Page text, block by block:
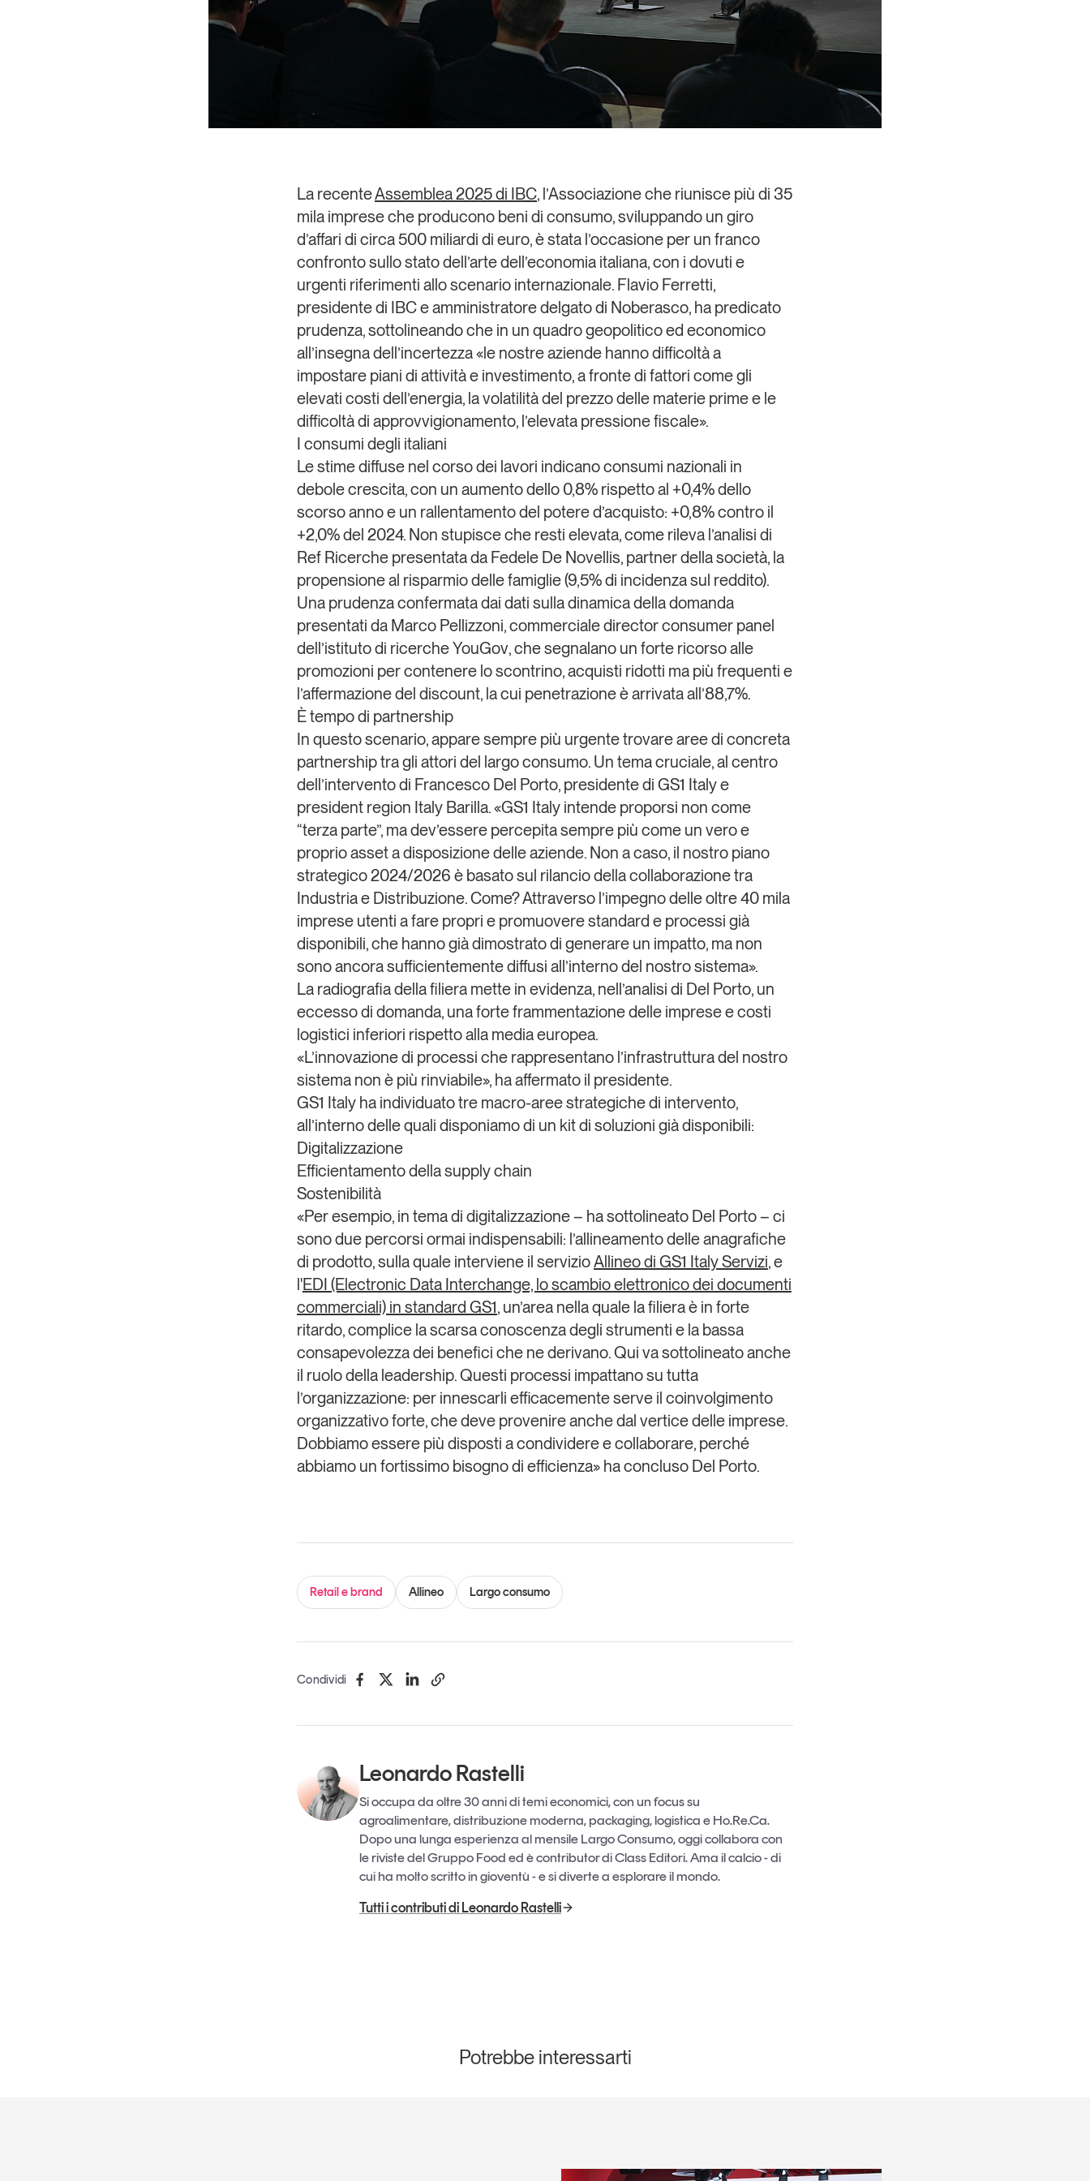
La recenteAssemblea 2025 di IBC, l’Associazione che riunisce più di 35
mila imprese che producono beni di consumo, sviluppando un giro
d’affari di circa 500 miliardi di euro, è stata l’occasione per un franco
confronto sullo stato dell’arte dell’economia italiana, con i dovuti e
urgenti riferimenti allo scenario internazionale. Flavio Ferretti,
presidente di IBCe amministratore delgato di Noberasco, ha predicato
prudenza, sottolineando che in un quadro geopolitico ed economico
all’insegna dell’incertezza «le nostre aziende hanno difficoltà a
impostare piani di attività e investimento, a fronte di fattori come gli
elevati costi dell’energia, la volatilità del prezzo delle materie prime e le
difficoltà di approvvigionamento, l’elevata pressione fiscale».
I consumi degli italiani
Le stime diffuse nel corso dei lavori indicano consumi nazionali in
debole crescita, con un aumento dello 0,8% rispetto al +0,4% dello
scorso anno e un rallentamento del potere d’acquisto: +0,8% contro il
+2,0% del 2024. Non stupisce che resti elevata, come rileva l’analisi di
Ref Ricerchepresentata da Fedele De Novellis, partner della società, la
propensione al risparmio delle famiglie (9,5% di incidenza sul reddito).
Una prudenza confermata dai dati sulla dinamica della domanda
presentati da Marco Pellizzoni, commerciale director consumer panel
dell’istituto di ricercheYouGov, che segnalano un forte ricorso alle
promozioni per contenere lo scontrino, acquisti ridotti ma più frequenti e
l’affermazione del discount, la cui penetrazione è arrivata all’88,7%.
È tempo di partnership
In questo scenario, appare sempre più urgente trovare aree di concreta
partnership tra gli attori del largo consumo. Un tema cruciale, al centro
dell’intervento di Francesco Del Porto, presidente di GS1 Italye
president region ItalyBarilla. «GS1 Italy intende proporsi non come
“terza parte”, ma dev’essere percepita sempre più come un vero e
proprio asset a disposizione delle aziende. Non a caso, il nostro piano
strategico 2024/2026 è basato sul rilancio della collaborazione tra
Industria e Distribuzione. Come? Attraverso l’impegno delle oltre 40 mila
imprese utenti a fare propri e promuovere standard e processi già
disponibili, che hanno già dimostrato di generare un impatto, ma non
sono ancora sufficientemente diffusi all’interno del nostro sistema».
La radiografia della filiera mette in evidenza, nell’analisi di Del Porto, un
eccesso di domanda, una forte frammentazione delle imprese e costi
logistici inferiori rispetto alla media europea.
«L’innovazione di processi che rappresentano l’infrastruttura del nostro
sistema non è più rinviabile», ha affermato il presidente.
GS1 Italy ha individuato tre macro-aree strategiche di intervento,
all’interno delle quali disponiamo di un kit di soluzioni già disponibili:
Digitalizzazione
Efficientamento della supply chain
Sostenibilità
«Per esempio, in tema di digitalizzazione – ha sottolineato Del Porto – ci
sono due percorsi ormai indispensabili: l’allineamento delle anagrafiche
di prodotto, sulla quale interviene il servizioAllineo di GS1 Italy Servizi, e
l'EDI (Electronic Data Interchange, lo scambio elettronico dei documenti
commerciali) in standard GS1, un’area nella quale la filiera è in forte
ritardo, complice la scarsa conoscenza degli strumenti e la bassa
consapevolezza dei benefici che ne derivano. Qui va sottolineato anche
il ruolo della leadership. Questi processi impattano su tutta
l’organizzazione: per innescarli efficacemente serve il coinvolgimento
organizzativo forte, che deve provenire anche dal vertice delle imprese.
Dobbiamo essere più disposti a condividere e collaborare, perché
abbiamo un fortissimo bisogno di efficienza» ha concluso Del Porto.
Retail e brand Allineo Largo consumo
Condividi
Leonardo Rastelli
Si occupa da oltre 30 anni di temi economici, con un focus su
agroalimentare, distribuzione moderna, packaging, logistica e Ho.Re.Ca.
Dopo una lunga esperienza al mensile Largo Consumo, oggi collabora con
le riviste del Gruppo Food ed è contributor di Class Editori. Ama il calcio - di
cui ha molto scritto in gioventù - e si diverte a esplorare il mondo.
Tutti i contributi di Leonardo Rastelli
Potrebbe interessarti